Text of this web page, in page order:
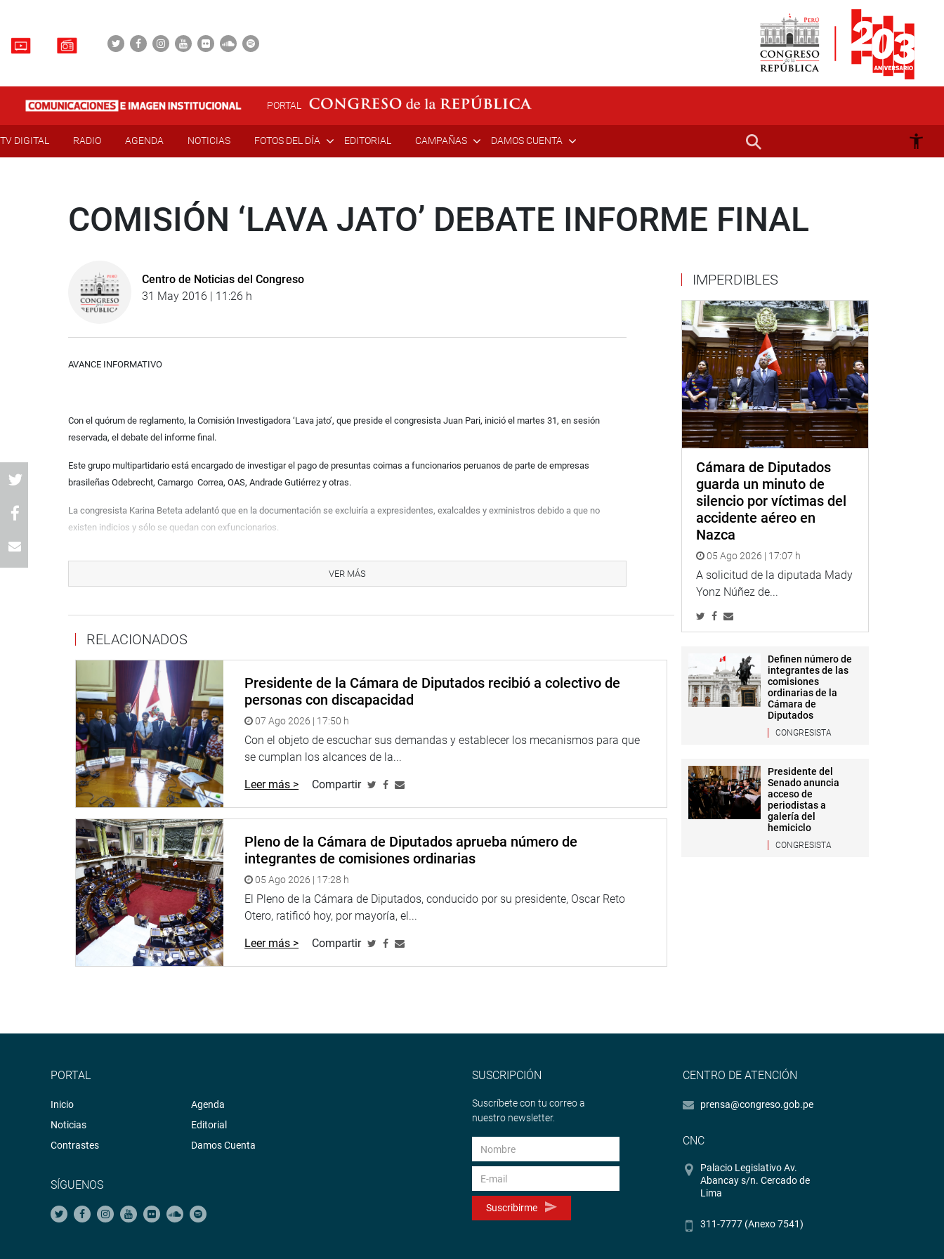
PORTAL
TV DIGITAL RADIO AGENDA NOTICIAS FOTOS DEL DÍA EDITORIAL CAMPAÑAS DAMOS CUENTA
COMISIÓN ‘LAVA JATO’ DEBATE INFORME FINAL
Centro de Noticias del Congreso
31 May 2016 | 11:26 h
AVANCE INFORMATIVO
Con el quórum de reglamento, la Comisión Investigadora ‘Lava jato’, que preside el congresista Juan Pari, inició el martes 31, en sesión
reservada, el debate del informe final.
Este grupo multipartidario está encargado de investigar el pago de presuntas coimas a funcionarios peruanos de parte de empresas
brasileñas Odebrecht, Camargo Correa, OAS, Andrade Gutiérrez y otras.
La congresista Karina Beteta adelantó que en la documentación se excluiría a expresidentes, exalcaldes y exministros debido a que no
existen indicios y sólo se quedan con exfuncionarios.
VER MÁS
RELACIONADOS
Presidente de la Cámara de Diputados recibió a colectivo de
personas con discapacidad
07 Ago 2026 | 17:50 h
Con el objeto de escuchar sus demandas y establecer los mecanismos para que
se cumplan los alcances de la...
Leer más > Compartir
Pleno de la Cámara de Diputados aprueba número de
integrantes de comisiones ordinarias
05 Ago 2026 | 17:28 h
El Pleno de la Cámara de Diputados, conducido por su presidente, Oscar Reto
Otero, ratificó hoy, por mayoría, el...
Leer más > Compartir
IMPERDIBLES
Cámara de Diputados
guarda un minuto de
silencio por víctimas del
accidente aéreo en
Nazca
05 Ago 2026 | 17:07 h
A solicitud de la diputada Mady
Yonz Núñez de...
Definen número de
integrantes de las
comisiones
ordinarias de la
Cámara de
Diputados
CONGRESISTA
Presidente del
Senado anuncia
acceso de
periodistas a
galería del
hemiciclo
CONGRESISTA
PORTAL
Inicio
Noticias
Contrastes
Agenda
Editorial
Damos Cuenta
SÍGUENOS
SUSCRIPCIÓN
Suscríbete con tu correo a
nuestro newsletter.
Suscribirme
CENTRO DE ATENCIÓN
prensa@congreso.gob.pe
CNC
Palacio Legislativo Av.
Abancay s/n. Cercado de
Lima
311-7777 (Anexo 7541)